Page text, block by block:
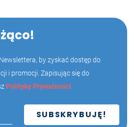
by zyskać dostęp do
i promocji. Zapisując się do
Politykę Prywatności